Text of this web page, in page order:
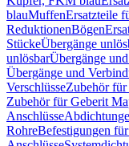
blauMuffenErsatzteile
ReduktionenBögen
StückeÜbergänge
unlösbarÜbergänge
Übergänge und
VerschlüsseZubehör
Zubehör für Geberit
Anschlüsse
RohreBefestigungen